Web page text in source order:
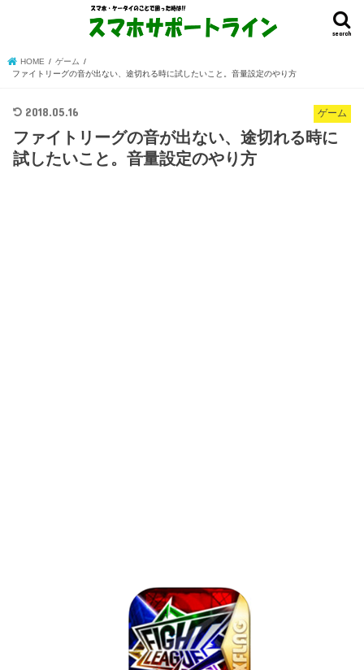
search
HOME
ゲーム
ファイトリーグの音が出ない、途切れる時に試したいこと。音量設定のやり方
ゲーム
2018.05.16
ファイトリーグの音が出ない、途切れる時に
試したいこと。音量設定のやり方